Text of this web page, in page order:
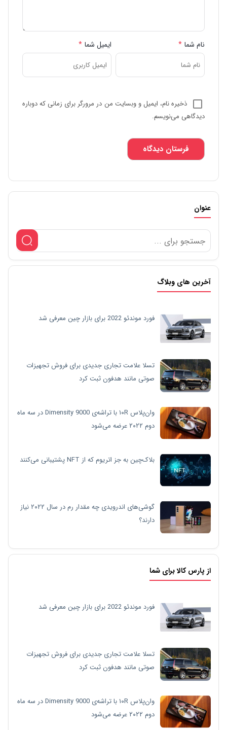
نام شما * ایمیل شما *
ذخیره نام، ایمیل و وبسایت من در مرورگر برای زمانی که دوباره
دیدگاهی می‌نویسم.
عنوان
آخرین های وبلاگ
فورد موندئو 2022 برای بازار چین معرفی شد
تسلا علامت تجاری جدیدی برای فروش تجهیزات
صوتی مانند هدفون ثبت کرد
وان‌پلاس ۱۰R با تراشه‌ی Dimensity 9000 در سه ماه
دوم ۲۰۲۲ عرضه می‌شود
بلاک‌چین به جز اتریوم که از NFT پشتیبانی می‌کنند
گوشی‌های اندرویدی چه مقدار رم در سال ۲۰۲۲ نیاز
دارند؟
از پارس کالا برای شما
فورد موندئو 2022 برای بازار چین معرفی شد
تسلا علامت تجاری جدیدی برای فروش تجهیزات
صوتی مانند هدفون ثبت کرد
وان‌پلاس ۱۰R با تراشه‌ی Dimensity 9000 در سه ماه
دوم ۲۰۲۲ عرضه می‌شود